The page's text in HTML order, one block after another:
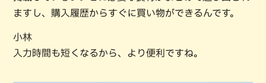
ますし、購入履歴からすぐに買い物ができるんです。
小林
入力時間も短くなるから、より便利ですね。